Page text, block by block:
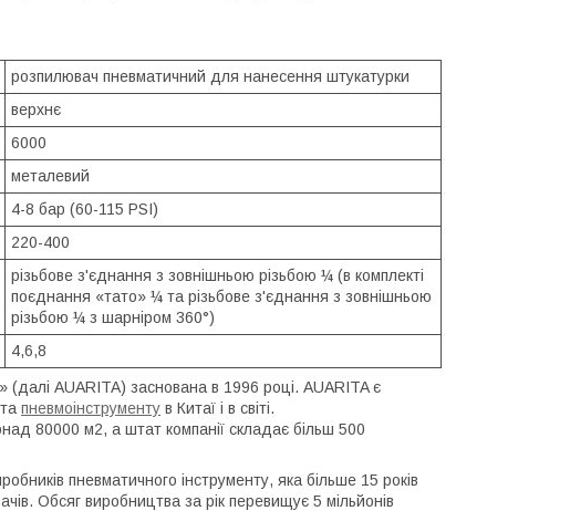
розпилювач пневматичний для нанесення штукатурки
верхнє
6000
металевий
4-8 бар (60-115 PSI)
220-400
різьбове з'єднання з зовнішньою різьбою ¼ (в комплекті
поєднання «тато» ¼ та різьбове з'єднання з зовнішньою
різьбою ¼ з шарніром 360°)
4,6,8
AUARITA) заснована в 1996 році. AUARITA є
пневмоінструменту в Китаї і в світі.
80000 м2, а штат компанії складає більш 500
пневматичного інструменту, яка більше 15 років
Обсяг виробництва за рік перевищує 5 мільйонів